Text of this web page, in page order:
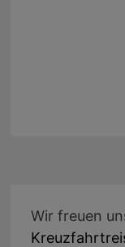
Wir freuen